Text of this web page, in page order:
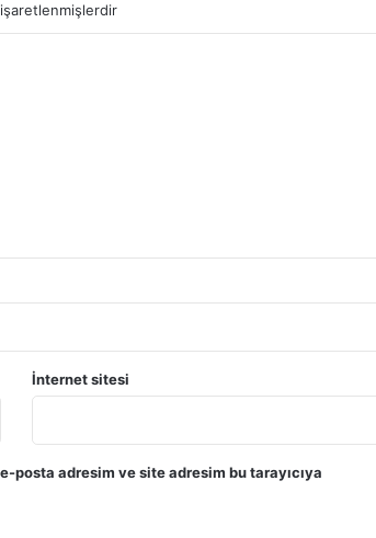
İnternet sitesi
posta adresim ve site adresim bu tarayıcıya